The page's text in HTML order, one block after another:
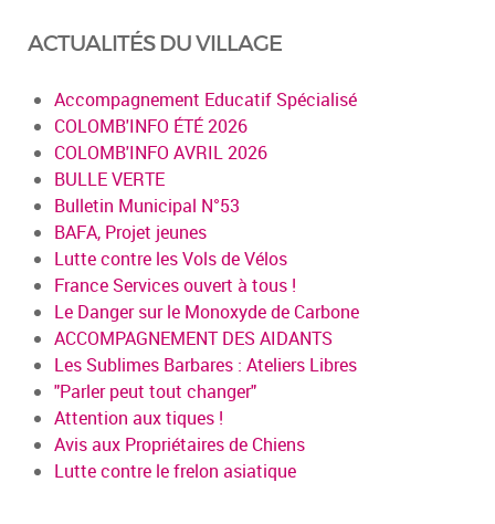
ACTUALITÉS DU VILLAGE
Accompagnement Educatif Spécialisé
COLOMB'INFO ÉTÉ 2026
COLOMB'INFO AVRIL 2026
BULLE VERTE
Bulletin Municipal N°53
BAFA, Projet jeunes
Lutte contre les Vols de Vélos
France Services ouvert à tous !
Le Danger sur le Monoxyde de Carbone
ACCOMPAGNEMENT DES AIDANTS
Les Sublimes Barbares : Ateliers Libres
"Parler peut tout changer"
Attention aux tiques !
Avis aux Propriétaires de Chiens
Lutte contre le frelon asiatique